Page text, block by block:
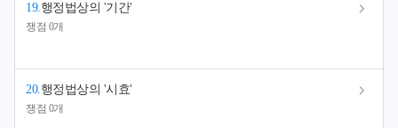
19.행정법상의 '기간'
쟁점 0개
20.행정법상의 '시효'
쟁점 0개